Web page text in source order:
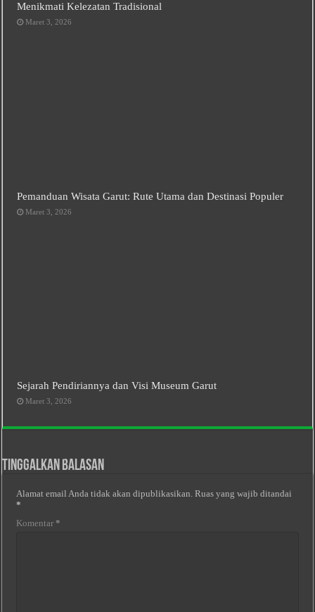
Menikmati Kelezatan Tradisional
Maret 3, 2026
Pemanduan Wisata Garut: Rute Utama dan Destinasi Populer
Maret 3, 2026
Sejarah Pendiriannya dan Visi Museum Garut
Maret 3, 2026
Tinggalkan Balasan
Alamat email Anda tidak akan dipublikasikan. Ruas yang wajib ditandai
*
Komentar *